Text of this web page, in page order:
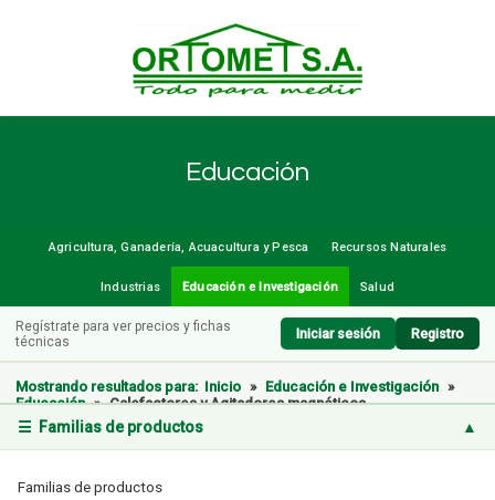
Educación
Agricultura, Ganadería, Acuacultura y Pesca Recursos Naturales
Industrias Educación e Investigación Salud
Regístrate para ver precios y fichas
técnicas
Iniciar sesión Registro
☰ Familias de productos ▲
Familias de productos
Mostrando resultados para: Inicio » Educación e Investigación »
Educación » Calefactores y Agitadores magnéticos